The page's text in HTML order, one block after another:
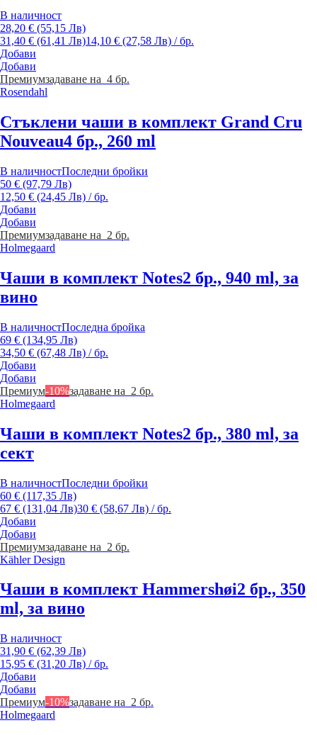
В наличност
28,20 € (55,15 Лв)
31,40 € (61,41 Лв)14,10 € (27,58 Лв) / бр.
Добави
Добави
Премиумзадаване на 4 бр.
Rosendahl
Стъклени чаши в комплект Grand Cru
Nouveau4 бр., 260 ml
В наличностПоследни бройки
50 € (97,79 Лв)
12,50 € (24,45 Лв) / бр.
Добави
Добави
Премиумзадаване на 2 бр.
Holmegaard
Чаши в комплект Notes2 бр., 940 ml, за
вино
В наличностПоследна бройка
69 € (134,95 Лв)
34,50 € (67,48 Лв) / бр.
Добави
Добави
Премиум-10%задаване на 2 бр.
Holmegaard
Чаши в комплект Notes2 бр., 380 ml, за
сект
В наличностПоследни бройки
60 € (117,35 Лв)
67 € (131,04 Лв)30 € (58,67 Лв) / бр.
Добави
Добави
Премиумзадаване на 2 бр.
Kähler Design
Чаши в комплект Hammershøi2 бр., 350
ml, за вино
В наличност
31,90 € (62,39 Лв)
15,95 € (31,20 Лв) / бр.
Добави
Добави
Премиум-10%задаване на 2 бр.
Holmegaard